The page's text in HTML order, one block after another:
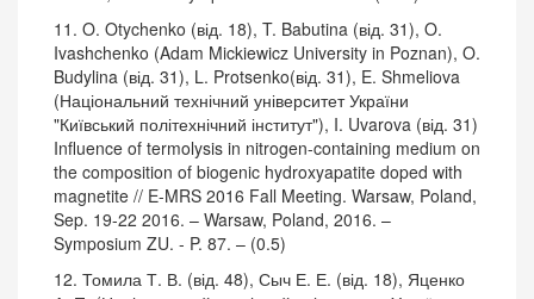
11. O. Otychenko (від. 18), T. Babutina (від. 31), O.
Ivashchenko (Adam Mickiewicz University in Poznan), O.
Budylina (від. 31), L. Protsenko(від. 31), E. Shmeliova
(Національний технічний університет України
"Київський політехнічний інститут"), I. Uvarova (від. 31)
Influence of termolysis in nitrogen-containing medium on
the composition of biogenic hydroxyapatite doped with
magnetite // E-MRS 2016 Fall Meeting. Warsaw, Poland,
Sep. 19-22 2016. – Warsaw, Poland, 2016. –
Symposium ZU. - P. 87. – (0.5)
12. Томила Т. В. (від. 48), Сыч Е. Е. (від. 18), Яценко